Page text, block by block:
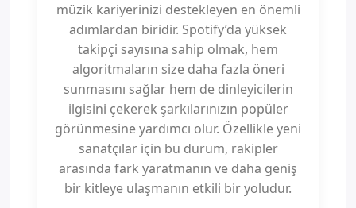
müzik kariyerinizi destekleyen en önemli
adımlardan biridir. Spotify’da yüksek
takipçi sayısına sahip olmak, hem
algoritmaların size daha fazla öneri
sunmasını sağlar hem de dinleyicilerin
ilgisini çekerek şarkılarınızın popüler
görünmesine yardımcı olur. Özellikle yeni
sanatçılar için bu durum, rakipler
arasında fark yaratmanın ve daha geniş
bir kitleye ulaşmanın etkili bir yoludur.